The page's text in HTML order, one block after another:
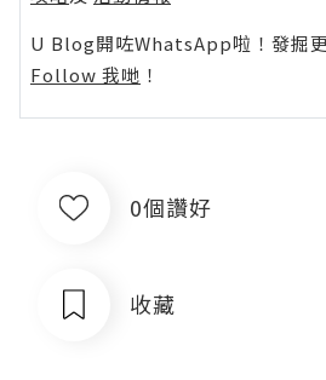
U Blog開咗WhatsApp啦！發掘
Follow 我哋 ！
0個讚好
收藏